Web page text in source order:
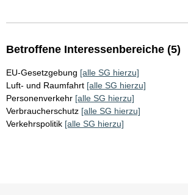
Betroffene Interessenbereiche (5)
EU-Gesetzgebung [alle SG hierzu]
Luft- und Raumfahrt [alle SG hierzu]
Personenverkehr [alle SG hierzu]
Verbraucherschutz [alle SG hierzu]
Verkehrspolitik [alle SG hierzu]